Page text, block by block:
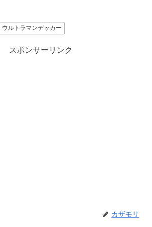
ウルトラマンデッカー
スポンサーリンク
カザモリ